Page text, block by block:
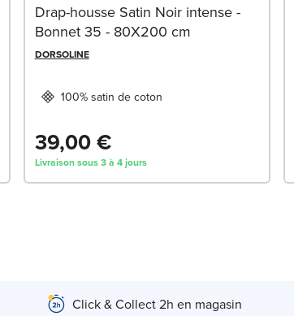
Drap-housse Satin Noir intense -
Bonnet 35 - 80X200 cm
DORSOLINE
100% satin de coton
39,00 €
Livraison sous 3 à 4 jours
Click & Collect 2h en magasin